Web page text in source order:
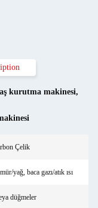
kurutma makinesi,
Çelik
yağ, baca gazı/atık ısı
düğmeler